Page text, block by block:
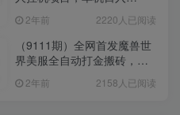
2年前 2220人已阅读
（9111期）全网首发魔兽世
界美服全自动打金搬砖，日
姆级教学
2年前 2158人已阅读